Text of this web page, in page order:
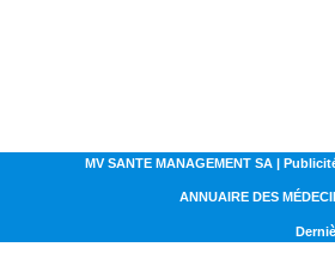
MV SANTE MANAGEMENT SA |
ANNUAIRE DES